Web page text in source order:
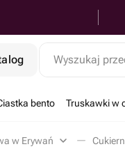
Wyszukaj
bento Truskawki w
w Erywań